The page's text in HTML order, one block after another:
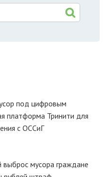
под цифровым
платформа Тринити для
с ОССиГ
выброс мусора граждане